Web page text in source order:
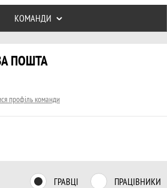
Нова Пошта, Одеса
ПОШТА
профіль команди
ГРАВЦІ ПРАЦІВНИКИ
КОМАНДИ